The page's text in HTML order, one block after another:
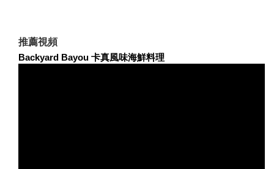
推薦視頻
Backyard Bayou 卡真風味海鮮料理